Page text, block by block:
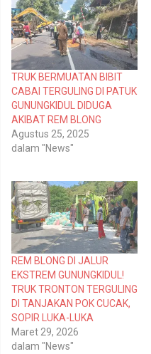
b
e
r
b
a
i
p
a
d
a
T
w
i
t
e
M
e
m
b
u
k
a
d
i
j
e
n
d
e
l
a
y
a
n
m
e
m
b
a
g
i
k
a
n
d
i
F
a
c
e
k
(
M
e
m
b
u
k
a
d
i
j
e
n
d
e
l
a
y
TRUK BERMUATAN BIBIT
CABAI TERGULING DI PATUK
GUNUNGKIDUL DIDUGA
AKIBAT REM BLONG
Agustus 25, 2025
dalam "News"
REM BLONG DI JALUR
EKSTREM GUNUNGKIDUL!
TRUK TRONTON TERGULING
DI TANJAKAN POK CUCAK,
SOPIR LUKA-LUKA
Maret 29, 2026
dalam "News"